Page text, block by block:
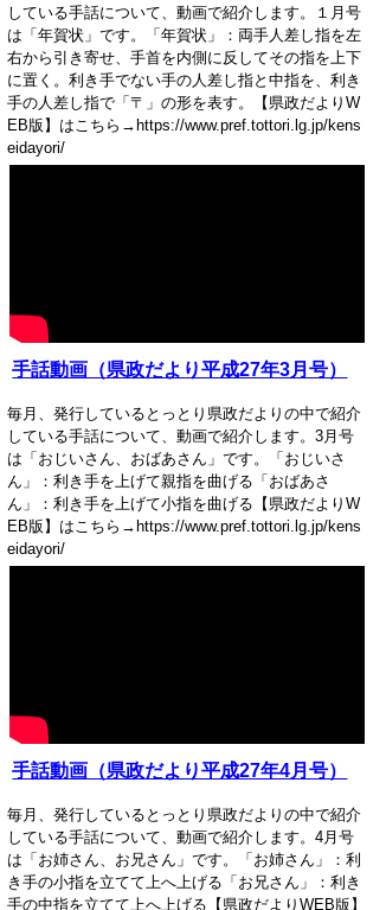
している手話について、動画で紹介します。１月号
は「年賀状」です。「年賀状」：両手人差し指を左
右から引き寄せ、手首を内側に反してその指を上下
に置く。利き手でない手の人差し指と中指を、利き
手の人差し指で「〒」の形を表す。【県政だよりW
EB版】はこちら→https://www.pref.tottori.lg.jp/kens
eidayori/
手話動画（県政だより平成27年3月号）
毎月、発行しているとっとり県政だよりの中で紹介
している手話について、動画で紹介します。3月号
は「おじいさん、おばあさん」です。「おじいさ
ん」：利き手を上げて親指を曲げる「おばあさ
ん」：利き手を上げて小指を曲げる【県政だよりW
EB版】はこちら→https://www.pref.tottori.lg.jp/kens
eidayori/
手話動画（県政だより平成27年4月号）
毎月、発行しているとっとり県政だよりの中で紹介
している手話について、動画で紹介します。4月号
は「お姉さん、お兄さん」です。「お姉さん」：利
き手の小指を立てて上へ上げる「お兄さん」：利き
手の中指を立てて上へ上げる【県政だよりWEB版】